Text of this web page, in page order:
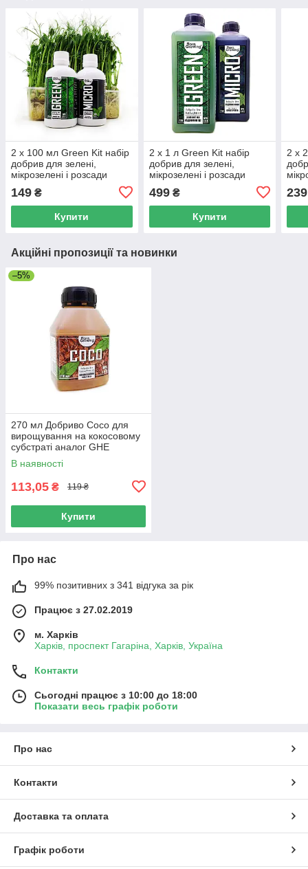
2 х 100 мл Green Kit набір
добрив для зелені,
мікрозелені і розсади
149 ₴
Купити
2 х 1 л Green Kit набір
добрив для зелені,
мікрозелені і розсади
499₴
Купити
2 х
239
Акційні пропозиції та новинки
–5%
270 мл Добриво Coco для
вирощування на кокосовому
субстраті аналог GHE
В наявності
113,05 ₴ 119 ₴
Купити
Про нас
99% позитивних з 341 відгука за рік
Працює з 27.02.2019
м. Харків
Харків, проспект Гагаріна, Харків, Україна
Контакти
Сьогодні працює з 10:00 до 18:00
Показати весь графік роботи
Про нас
Контакти
Доставка та оплата
Графік роботи